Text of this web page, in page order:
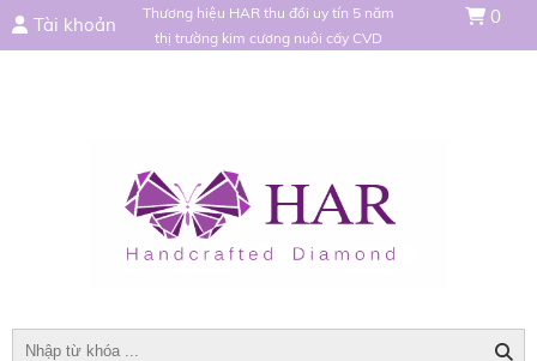
Tài khoản
Thương hiệu HAR thu đổi uy tín 5 năm
thị trường kim cương nuôi cấy CVD
0